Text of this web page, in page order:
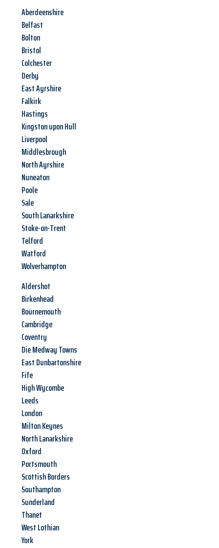
Aberdeenshire
Belfast
Bolton
Bristol
Colchester
Derby
East Ayrshire
Falkirk
Hastings
Kingston upon Hull
Liverpool
Middlesbrough
North Ayrshire
Nuneaton
Poole
Sale
South Lanarkshire
Stoke-on-Trent
Telford
Watford
Wolverhampton
Aldershot
Birkenhead
Bournemouth
Cambridge
Coventry
Die Medway Towns
East Dunbartonshire
Fife
High Wycombe
Leeds
London
Milton Keynes
North Lanarkshire
Oxford
Portsmouth
Scottish Borders
Southampton
Sunderland
Thanet
West Lothian
York